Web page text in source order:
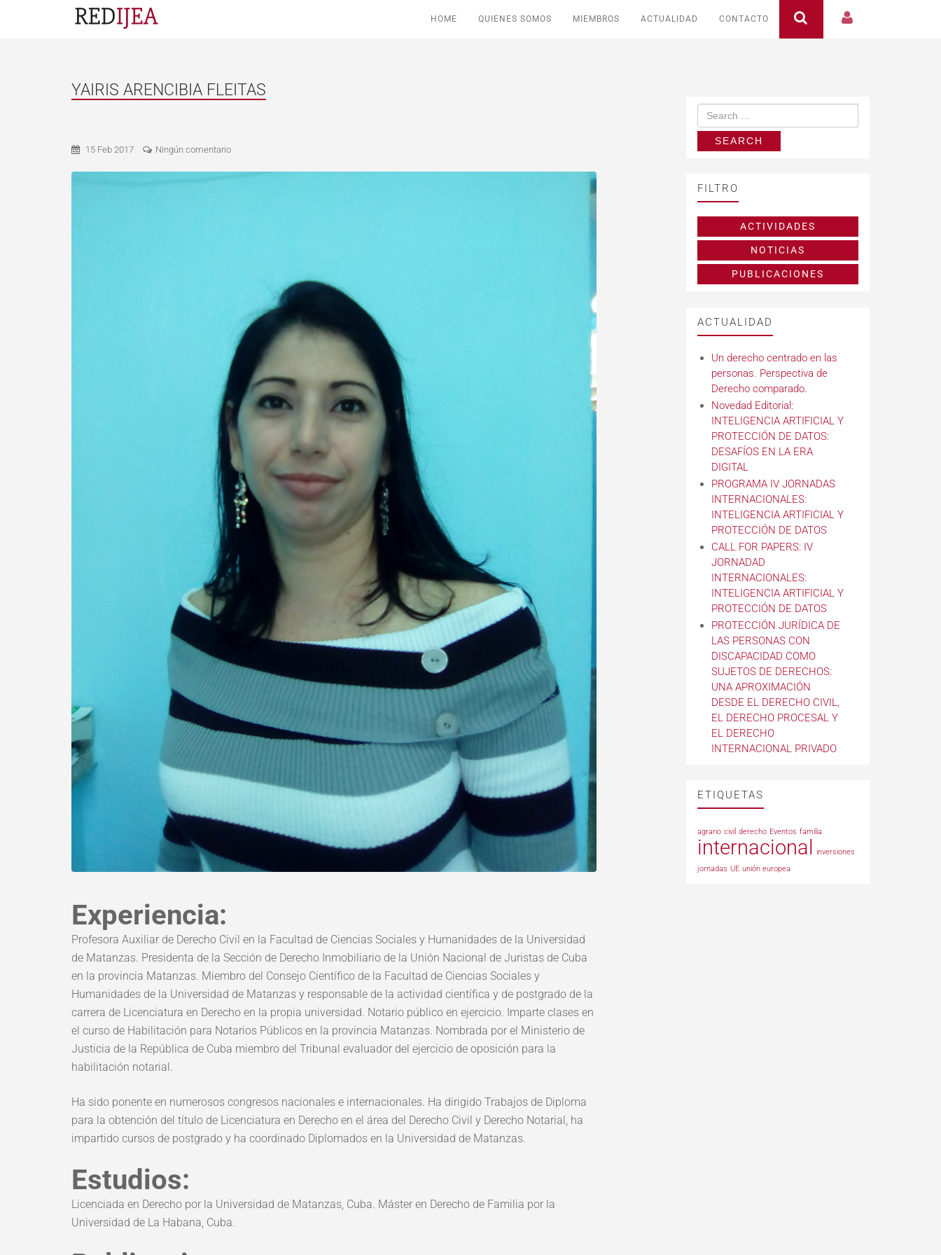
HOME QUIENES SOMOS MIEMBROS ACTUALIDAD CONTACTO
YAIRIS ARENCIBIA FLEITAS
15 Feb 2017 Ningún comentario
Experiencia:
Profesora Auxiliar de Derecho Civil en la Facultad de Ciencias Sociales y Humanidades de la Universidad
de Matanzas. Presidenta de la Sección de Derecho Inmobiliario de la Unión Nacional de Juristas de Cuba
en la provincia Matanzas. Miembro del Consejo Científico de la Facultad de Ciencias Sociales y
Humanidades de la Universidad de Matanzas y responsable de la actividad científica y de postgrado de la
carrera de Licenciatura en Derecho en la propia universidad. Notario público en ejercicio. Imparte clases en
el curso de Habilitación para Notarios Públicos en la provincia Matanzas. Nombrada por el Ministerio de
Justicia de la República de Cuba miembro del Tribunal evaluador del ejercicio de oposición para la
habilitación notarial.
Ha sido ponente en numerosos congresos nacionales e internacionales. Ha dirigido Trabajos de Diploma
para la obtención del título de Licenciatura en Derecho en el área del Derecho Civil y Derecho Notarial, ha
impartido cursos de postgrado y ha coordinado Diplomados en la Universidad de Matanzas.
Estudios:
Licenciada en Derecho por la Universidad de Matanzas, Cuba. Máster en Derecho de Familia por la
Universidad de La Habana, Cuba.
FILTRO
ACTIVIDADES
NOTICIAS
PUBLICACIONES
ACTUALIDAD
Un derecho centrado en las
personas. Perspectiva de
Derecho comparado.
Novedad Editorial:
INTELIGENCIA ARTIFICIAL Y
PROTECCIÓN DE DATOS:
DESAFÍOS EN LA ERA
DIGITAL
PROGRAMA IV JORNADAS
INTERNACIONALES:
INTELIGENCIA ARTIFICIAL Y
PROTECCIÓN DE DATOS
CALL FOR PAPERS: IV
JORNADAD
INTERNACIONALES:
INTELIGENCIA ARTIFICIAL Y
PROTECCIÓN DE DATOS
PROTECCIÓN JURÍDICA DE
LAS PERSONAS CON
DISCAPACIDAD COMO
SUJETOS DE DERECHOS:
UNA APROXIMACIÓN
DESDE EL DERECHO CIVIL,
EL DERECHO PROCESAL Y
EL DERECHO
INTERNACIONAL PRIVADO
ETIQUETAS
agrario civil derecho Eventos familia
internacional
inversiones
jornadas UE unión europea